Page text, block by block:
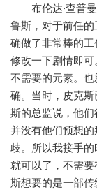
布伦达·查普曼
鲁斯，对于前任
确做了非常棒的
修改一下剧情即
不需要的元素。
确。当时，皮克
斯的总监说，他
并没有他们预想
歧。所以我接手
就可以了，不需
斯想要的是一部